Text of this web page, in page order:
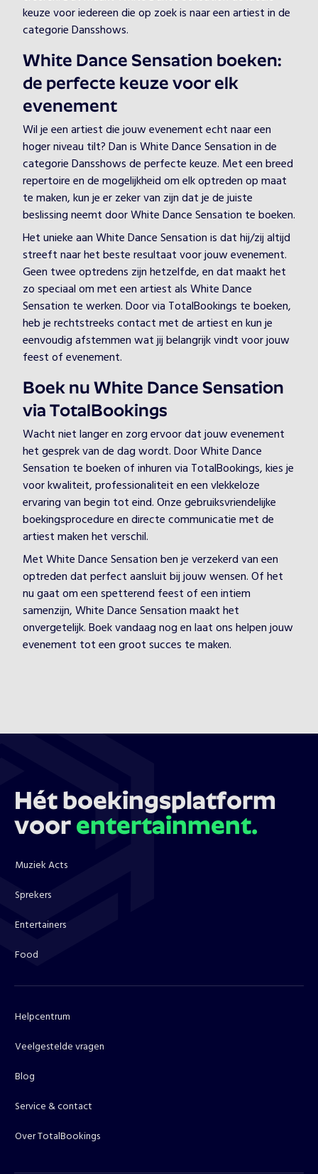
keuze voor iedereen die op zoek is naar een artiest in de
categorie Dansshows.
White Dance Sensation boeken:
de perfecte keuze voor elk
evenement
Wil je een artiest die jouw evenement echt naar een
hoger niveau tilt? Dan is White Dance Sensation in de
categorie Dansshows de perfecte keuze. Met een breed
repertoire en de mogelijkheid om elk optreden op maat
te maken, kun je er zeker van zijn dat je de juiste
beslissing neemt door White Dance Sensation te boeken.
Het unieke aan White Dance Sensation is dat hij/zij altijd
streeft naar het beste resultaat voor jouw evenement.
Geen twee optredens zijn hetzelfde, en dat maakt het
zo speciaal om met een artiest als White Dance
Sensation te werken. Door via TotalBookings te boeken,
heb je rechtstreeks contact met de artiest en kun je
eenvoudig afstemmen wat jij belangrijk vindt voor jouw
feest of evenement.
Boek nu White Dance Sensation
via TotalBookings
Wacht niet langer en zorg ervoor dat jouw evenement
het gesprek van de dag wordt. Door White Dance
Sensation te boeken of inhuren via TotalBookings, kies je
voor kwaliteit, professionaliteit en een vlekkeloze
ervaring van begin tot eind. Onze gebruiksvriendelijke
boekingsprocedure en directe communicatie met de
artiest maken het verschil.
Met White Dance Sensation ben je verzekerd van een
optreden dat perfect aansluit bij jouw wensen. Of het
nu gaat om een spetterend feest of een intiem
samenzijn, White Dance Sensation maakt het
onvergetelijk. Boek vandaag nog en laat ons helpen jouw
evenement tot een groot succes te maken.
Hét boekingsplatform
voor entertainment.
Muziek Acts
Sprekers
Entertainers
Food
Helpcentrum
Veelgestelde vragen
Blog
Service & contact
Over TotalBookings